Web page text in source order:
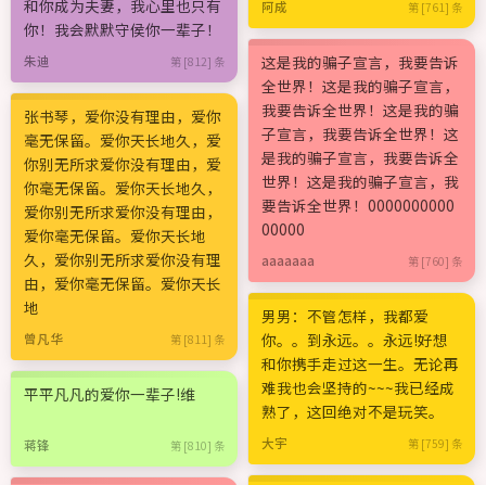
和你成为夫妻，我心里也只有
你！我会默默守侯你一辈子！
朱迪 第 [812] 条
张书琴，爱你没有理由，爱你
毫无保留。爱你天长地久，爱
你别无所求爱你没有理由，爱
你毫无保留。爱你天长地久，
爱你别无所求爱你没有理由，
爱你毫无保留。爱你天长地
久，爱你别无所求爱你没有理
由，爱你毫无保留。爱你天长
地
曾凡华 第 [811] 条
平平凡凡的爱你一辈子!维
蒋锋 第 [810] 条
阿成 第 [761] 条
这是我的骗子宣言，我要告诉
全世界！这是我的骗子宣言，
我要告诉全世界！这是我的骗
子宣言，我要告诉全世界！这
是我的骗子宣言，我要告诉全
世界！这是我的骗子宣言，我
要告诉全世界！0000000000
00000
aaaaaaa 第 [760] 条
男男：不管怎样，我都爱
你。。到永远。。永远!好想
和你携手走过这一生。无论再
难我也会坚持的~~~我已经成
熟了，这回绝对不是玩笑。
大宇 第 [759] 条